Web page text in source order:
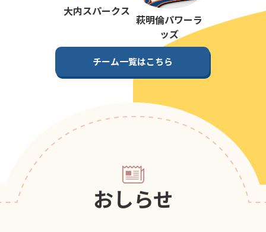
第5回 ポップアスリートカップ
ポップアスリートカップ
ポップアスリートカップ
ポップアスリートカップ
大内スパークス
萩明倫パワーラ
ッズ
チーム一覧はこちら
おしらせ